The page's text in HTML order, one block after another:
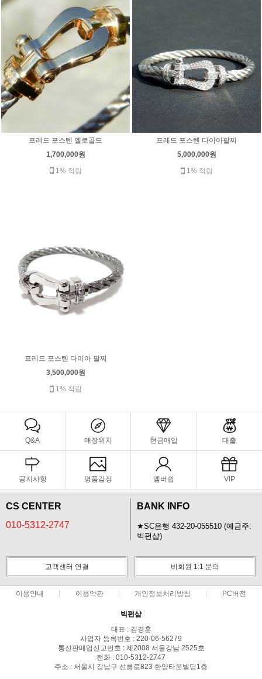
프레드 포스텐 옐로골드
1,700,000원
1% 적립
프레드 포스텐 다이아팔찌
5,000,000원
1% 적립
프레드 포스텐 다이아 팔찌
3,500,000원
1% 적립
Q&A 매장위치 현금매입 대출
공지사항 명품감정 멤버쉽 VIP
CS CENTER
010-5312-2747
BANK INFO
★SC은행 432-20-055510 (예금주:
빅펀샵)
고객센터 연결 비회원 1:1 문의
이용안내 이용약관 개인정보처리방침 PC버전
빅펀샵
대표 : 김경훈
사업자 등록번호 : 220-06-56279
통신판매업신고번호 : 제2008 서울강남 2525호
전화 : 010-5312-2747
주소 : 서울시 강남구 선릉로823 한양타운빌딩1층